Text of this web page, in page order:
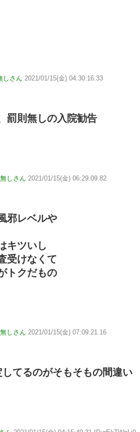
しさん 2021/01/15(金) 04:30:16.33
罰則無しの入院勧告
しさん 2021/01/15(金) 06:29:09.82
邪レベルや
キツいし
受けなくて
トクだもの
しさん 2021/01/15(金) 07:09:21.16
てるのがそもそもの間違い